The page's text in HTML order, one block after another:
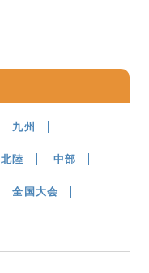
九州
北陸 中部
全国大会